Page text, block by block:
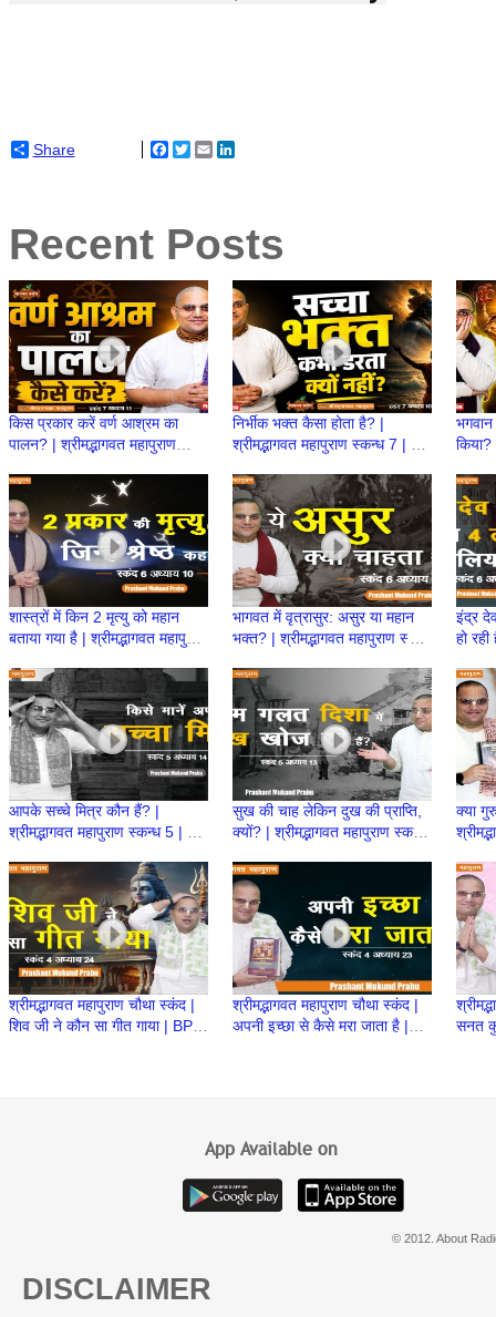
Share Facebook
TwitterEmail
Recent Posts
किस प्रकार करें वर्ण आश्रम का
पालन? | श्रीमद्भागवत महापुराण
Mukund Prabhu
निर्भीक भक्त कैसा होता है? |
श्रीमद्भागवत महापुराण स्कन्ध 7 | BP
Prabhu
किया?
शास्त्रों में किन 2 मृत्यु को महान
बताया गया है | श्रीमद्भागवत महापुराण
Mukund Prabhu
भागवत में वृत्रासुर: असुर या महान
भक्त? | श्रीमद्भागवत महापुराण स्कन्ध
Mukund Prabhu
इंद्र
हो
आपके सच्चे मित्र कौन हैं? |
श्रीमद्भागवत महापुराण स्कन्ध 5 | BP
Prabhu
सुख की चाह लेकिन दुख की प्राप्ति,
क्यों? | श्रीमद्भागवत महापुराण स्कन्ध
Prabhu
क्या
श्रीमद्भागवत महापुराण चौथा स्कंद |
शिव जी ने कौन सा गीत गाया | BP
श्रीमद्भागवत महापुराण चौथा स्कंद |
अपनी इच्छा से कैसे मरा जाता है |
सनत
App Available on
© 2012. About
DISCLAIMER